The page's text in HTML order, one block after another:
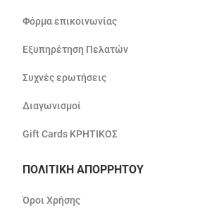
Φόρμα επικοινωνίας
Εξυπηρέτηση Πελατών
Συχνές ερωτήσεις
Διαγωνισμοί
Gift Cards ΚΡΗΤΙΚΟΣ
ΠΟΛΙΤΙΚΗ ΑΠΟΡΡΗΤΟΥ
Όροι Χρήσης